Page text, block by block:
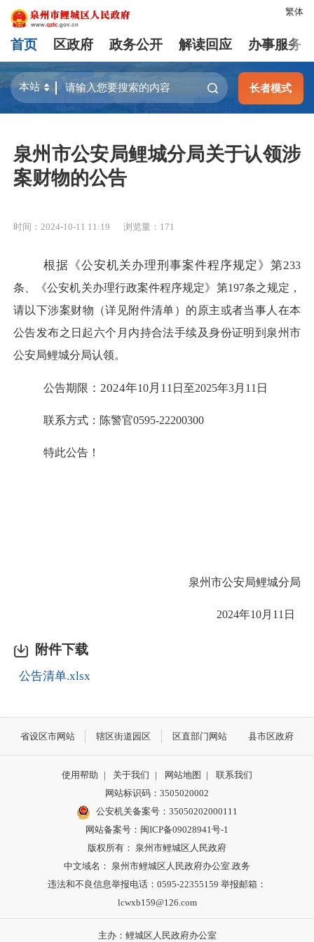
繁体
首页 区政府 政务公开 解读回应 办事服务
长者模式
泉州市公安局鲤城分局关于认领涉
案财物的公告
时间：2024-10-11 11:19 浏览量： 171
根据《公安机关办理刑事案件程序规定》第233
条、《公安机关办理行政案件程序规定》第197条之规定，
请以下涉案财物 （详见附件清单） 的 原主或者当事人 在本
公告发布之日起六个月内持合法手续及身份证明到泉州市
公安局鲤城分局认领。
公告期限 ： 2024年10月 1 1 日 至2025年3月11日
联系方式：陈警官0595-22200300
特此公告！
泉州市公安局鲤城分局
2024年10月 11 日
附件下载
公告清单.xlsx
省设区市网站 辖区街道园区 区直部门网站 县市区政府
使用帮助 | 关于我们 | 网站地图 |
联系我们
网站标识码：3505020002
公安机关备案号：35050202000111
网站备案号：闽ICP备09028941号-1
版权所有： 泉州市鲤城区人民政府
中文域名： 泉州市鲤城区人民政府办公室.政务
违法和不良信息举报电话：0595-22355159 举报邮箱：
lcwxb159@126.com
主办：鲤城区人民政府办公室